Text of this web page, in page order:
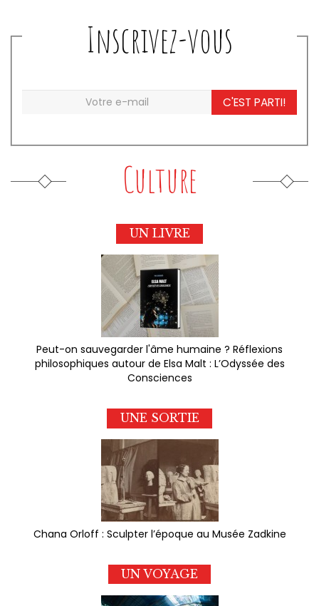
Inscrivez-vous
C'EST PARTI!
Culture
UN LIVRE
Peut-on sauvegarder l'âme humaine ? Réflexions
philosophiques autour de Elsa Malt : L’Odyssée des
Consciences
UNE SORTIE
Chana Orloff : Sculpter l’époque au Musée Zadkine
UN VOYAGE